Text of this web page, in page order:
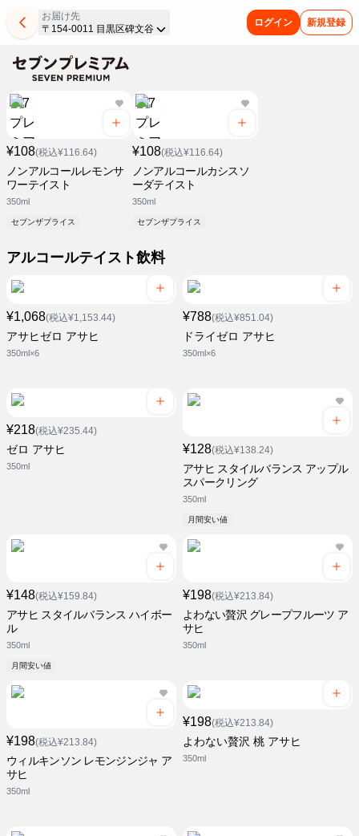
お届け先
〒154-0011 目黒区碑文谷
ログイン 新規登録
¥108(税込¥116.64)
ノンアルコールレモンサ
ワーテイスト
350ml
セブンザプライス
¥108(税込¥116.64)
ノンアルコールカシスソ
ーダテイスト
350ml
セブンザプライス
アルコールテイスト飲料
¥1,068(税込¥1,153.44)
アサヒゼロ アサヒ
350ml×6
¥788(税込¥851.04)
ドライゼロ アサヒ
350ml×6
¥218(税込¥235.44)
ゼロ アサヒ
350ml
¥128(税込¥138.24)
アサヒ スタイルバランス アップル
スパークリング
350ml
月間安い値
¥148(税込¥159.84)
アサヒ スタイルバランス ハイボー
ル
350ml
月間安い値
¥198(税込¥213.84)
よわない贅沢 グレープフルーツ ア
サヒ
350ml
¥198(税込¥213.84)
ウィルキンソン レモンジンジャ ア
サヒ
350ml
¥198(税込¥213.84)
よわない贅沢 桃 アサヒ
350ml